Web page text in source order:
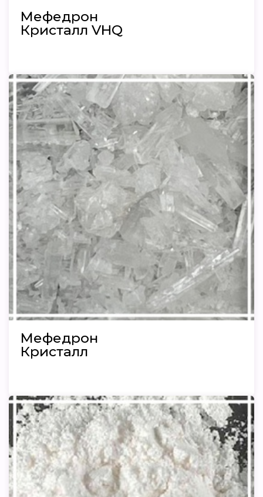
Мефедрон
Кристалл VHQ
Мефедрон
Кристалл